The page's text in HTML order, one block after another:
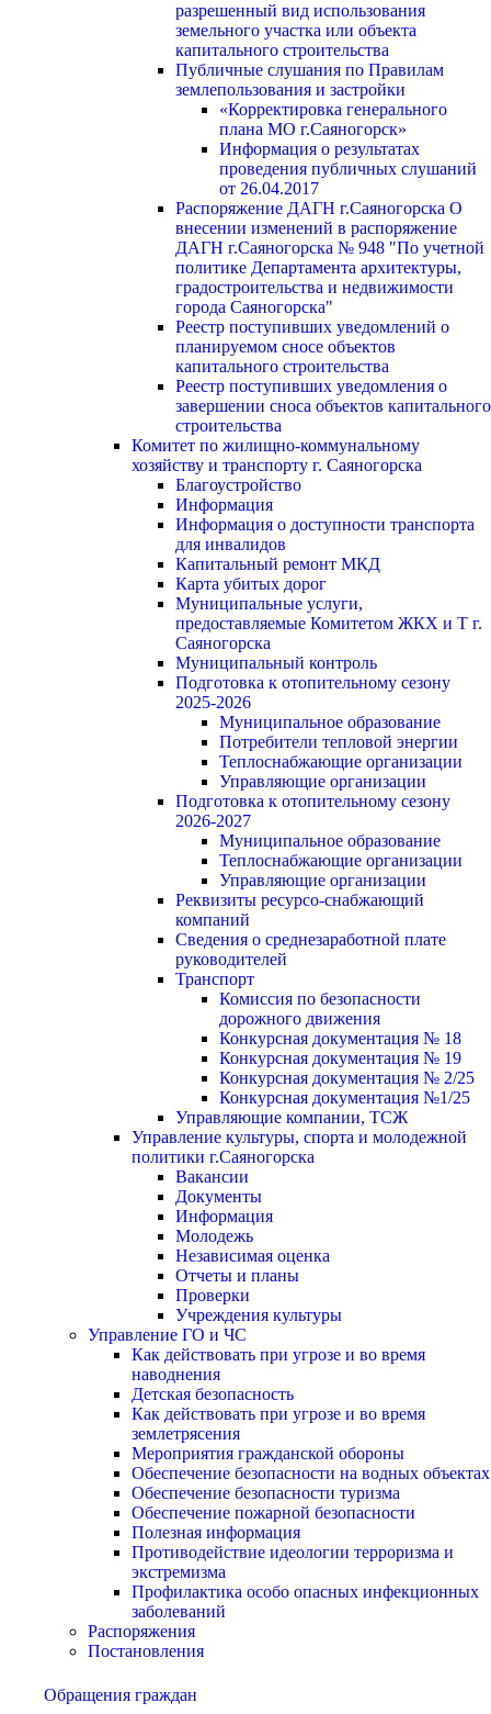
разрешенный вид использования
земельного участка или объекта
капитального строительства
Публичные слушания по Правилам
землепользования и застройки
«Корректировка генерального
плана МО г.Саяногорск»
Информация о результатах
проведения публичных слушаний
от 26.04.2017
Распоряжение ДАГН г.Саяногорска О
внесении изменений в распоряжение
ДАГН г.Саяногорска № 948 "По учетной
политике Департамента архитектуры,
градостроительства и недвижимости
города Саяногорска"
Реестр поступивших уведомлений о
планируемом сносе объектов
капитального строительства
Реестр поступивших уведомления о
завершении сноса объектов капитального
строительства
Комитет по жилищно-коммунальному
хозяйству и транспорту г. Саяногорска
Благоустройство
Информация
Информация о доступности транспорта
для инвалидов
Капитальный ремонт МКД
Карта убитых дорог
Муниципальные услуги,
предоставляемые Комитетом ЖКХ и Т г.
Саяногорска
Муниципальный контроль
Подготовка к отопительному сезону
2025-2026
Муниципальное образование
Потребители тепловой энергии
Теплоснабжающие организации
Управляющие организации
Подготовка к отопительному сезону
2026-2027
Муниципальное образование
Теплоснабжающие организации
Управляющие организации
Реквизиты ресурсо-снабжающий
компаний
Сведения о среднезаработной плате
руководителей
Транспорт
Комиссия по безопасности
дорожного движения
Конкурсная документация № 18
Конкурсная документация № 19
Конкурсная документация № 2/25
Конкурсная документация №1/25
Управляющие компании, ТСЖ
Управление культуры, спорта и молодежной
политики г.Саяногорска
Вакансии
Документы
Информация
Молодежь
Независимая оценка
Отчеты и планы
Проверки
Учреждения культуры
Управление ГО и ЧС
Как действовать при угрозе и во время
наводнения
Детская безопасность
Как действовать при угрозе и во время
землетрясения
Мероприятия гражданской обороны
Обеспечение безопасности на водных объектах
Обеспечение безопасности туризма
Обеспечение пожарной безопасности
Полезная информация
Противодействие идеологии терроризма и
экстремизма
Профилактика особо опасных инфекционных
заболеваний
Распоряжения
Постановления
Обращения граждан